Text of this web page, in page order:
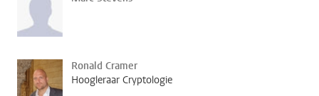
Ronald Cramer
Hoogleraar Cryptologie